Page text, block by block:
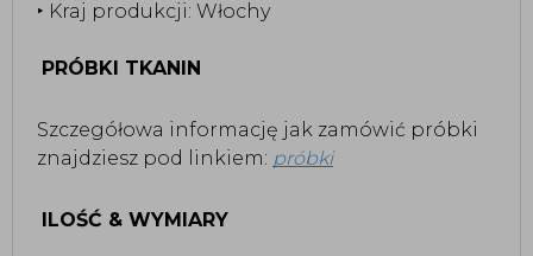
‣ Kraj produkcji: Włochy
PRÓBKI TKANIN
Szczegółowa informację jak zamówić próbki
znajdziesz pod linkiem: próbki
ILOŚĆ & WYMIARY